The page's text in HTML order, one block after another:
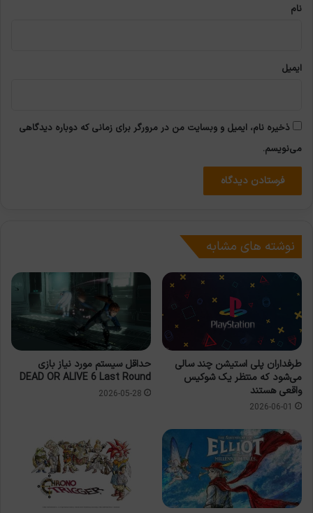
نام
ایمیل
ذخیره نام، ایمیل و وبسایت من در مرورگر برای زمانی که دوباره دیدگاهی
می‌نویسم.
نوشته های مشابه
طرفداران پلی استیشن چند سالی
می‌شود که منتظر یک شوکیس
واقعی هستند
2026-06-01
حداقل سیستم مورد نیاز بازی
DEAD OR ALIVE 6 Last Round
2026-05-28